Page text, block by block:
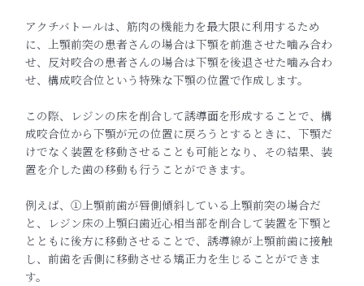
アクチバトールは、筋肉の機能力を最大限に利用するため
に、上顎前突の患者さんの場合は下顎を前進させた噛み合わ
せ、反対咬合の患者さんの場合は下顎を後退させた噛み合わ
せ、構成咬合位という特殊な下顎の位置で作成 します。
この際、レジンの床を削合して誘導面を形成することで、構
成咬合位から下顎が元の位置に戻ろうとするときに、下顎だ
けでなく装置を移動させることも可能となり、その結果、装
置を介した歯の移動 も行うことができます。
例えば、①上顎前歯が唇側傾斜している上顎前突の場合だ
と、レジン床の上顎臼歯近心相当部を削合して装置を下顎と
とともに後方に移動させることで、誘導線が上顎前歯に接触
し、前歯を舌側に移動させる矯正力を生じることができま
す。